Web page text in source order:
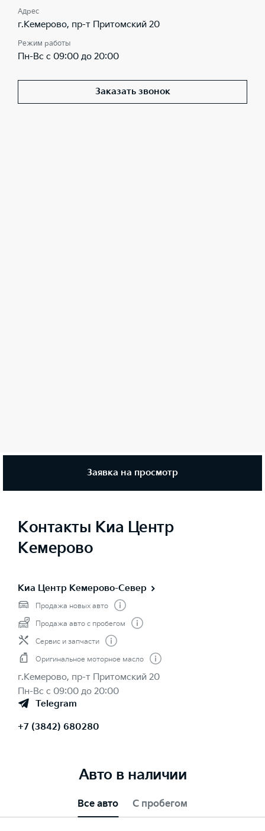
Заявка на просмотр
Адрес
г.Кемерово, пр-т Притомский 20
Режим работы
Пн-Вс с 09:00 до 20:00
Заказать звонок
Контакты Киа Центр
Кемерово
Киа Центр Кемерово-Север
Продажа новых авто
Продажа авто с пробегом
Сервис и запчасти
Оригинальное моторное масло
г.Кемерово, пр-т Притомский 20
Пн-Вс с 09:00 до 20:00
Telegram
+7 (3842) 680280
Авто в наличии
Все авто С пробегом